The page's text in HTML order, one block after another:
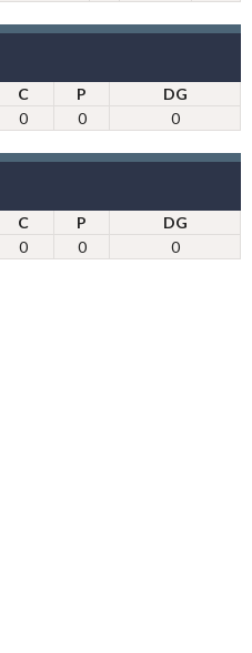
C P
DG
0 0 0
C P
DG
0 0 0